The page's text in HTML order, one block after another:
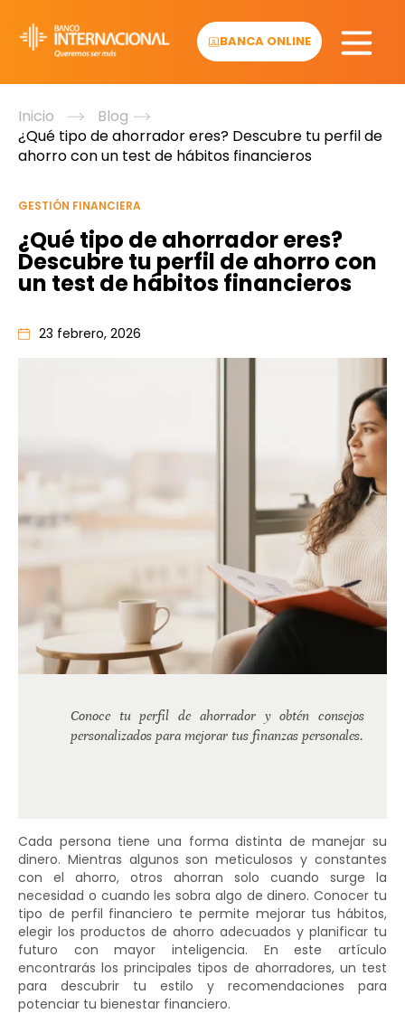
content
BANCA ONLINE
Inicio
Blog
¿Qué tipo de ahorrador eres? Descubre tu perfil de
ahorro con un test de hábitos financieros
GESTIÓN FINANCIERA
¿Qué tipo de ahorrador eres?
Descubre tu perfil de ahorro con
un test de hábitos financieros
23 febrero, 2026
Conoce tu perfil de ahorrador y obtén consejos
personalizados para mejorar tus finanzas personales.
Cada persona tiene una forma distinta de manejar su
dinero. Mientras algunos son meticulosos y constantes
con el ahorro, otros ahorran solo cuando surge la
necesidad o cuando les sobra algo de dinero. Conocer tu
tipo de perfil financiero te permite mejorar tus hábitos,
elegir los productos de ahorro adecuados y planificar tu
futuro con mayor inteligencia. En este artículo
encontrarás los principales tipos de ahorradores, un test
para descubrir tu estilo y recomendaciones para
potenciar tu bienestar financiero.